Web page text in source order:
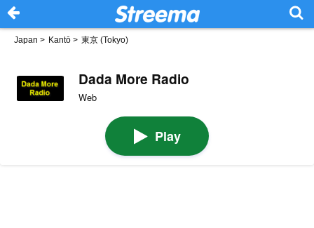
Japan > Kantō > 東京 (Tokyo)
Dada More Radio
Web
Play